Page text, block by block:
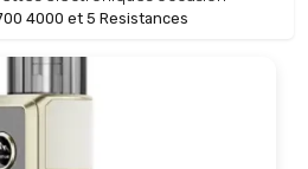
4000 et 5 Resistances